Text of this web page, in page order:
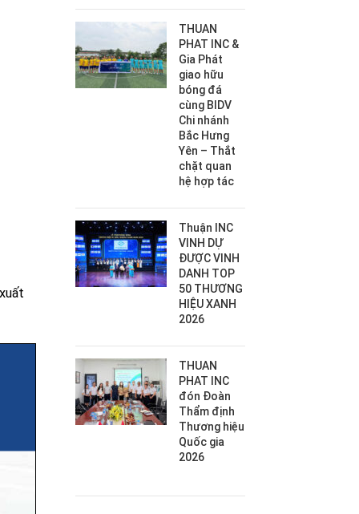
THUAN
PHAT INC &
Gia Phát
giao hữu
bóng đá
cùng BIDV
Chi nhánh
Bắc Hưng
Yên – Thắt
chặt quan
hệ hợp tác
Thuận INC
VINH DỰ
ĐƯỢC VINH
DANH TOP
50 THƯƠNG
HIỆU XANH
2026
THUAN
PHAT INC
đón Đoàn
Thẩm định
Thương hiệu
Quốc gia
2026